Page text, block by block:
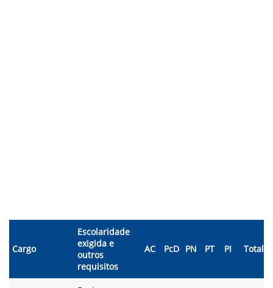
Cargo
Escolaridade
exigida e
outros
requisitos
AC PcD PN PT PI Total